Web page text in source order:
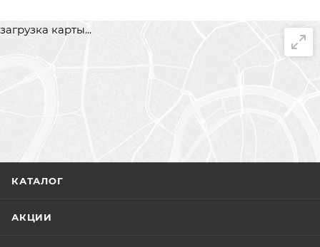
загрузка карты...
КАТАЛОГ
АКЦИИ